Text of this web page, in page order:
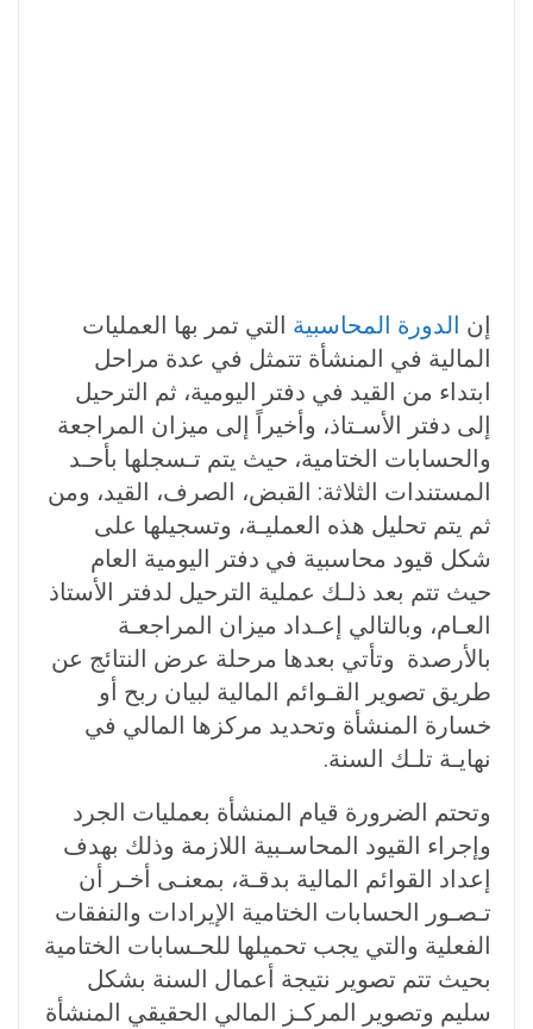
إن الدورة المحاسبية التي تمر بها العمليات
المالية في المنشأة تتمثل في عدة مراحل
ابتداء من القيد في دفتر اليومية، ثم الترحيل
إلى دفتر الأسـتاذ، وأخيراً إلى ميزان المراجعة
والحسابات الختامية، حيث يتم تـسجلها بأحـد
المستندات الثلاثة: القبض، الصرف، القيد، ومن
ثم يتم تحليل هذه العمليـة، وتسجيلها على
شكل قيود محاسبية في دفتر اليومية العام
حيث تتم بعد ذلـك عملية الترحيل لدفتر الأستاذ
العـام، وبالتالي إعـداد ميزان المراجعـة
بالأرصدة وتأتي بعدها مرحلة عرض النتائج عن
طريق تصوير القـوائم المالية لبيان ربح أو
خسارة المنشأة وتحديد مركزها المالي في
نهايـة تلـك السنة.
وتحتم الضرورة قيام المنشأة بعمليات الجرد
وإجراء القيود المحاسـبية اللازمة وذلك بهدف
إعداد القوائم المالية بدقـة، بمعنـى أخـر أن
تـصـور الحسابات الختامية الإيرادات والنفقات
الفعلية والتي يجب تحميلها للحـسابات الختامية
بحيث تتم تصوير نتيجة أعمال السنة بشكل
سليم وتصوير المركـز المالي الحقيقي المنشأة